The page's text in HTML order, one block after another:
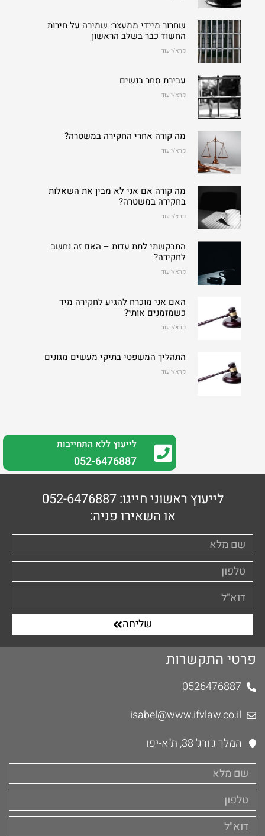
שחרור מיידי ממעצר: שמירה על חירות
החשוד כבר בשלב הראשון
קרא/י עוד
עבירת סחר בנשים
קרא/י עוד
מה קורה אחרי החקירה במשטרה?
קרא/י עוד
מה קורה אם אני לא מבין את השאלות
בחקירה במשטרה?
קרא/י עוד
התבקשתי לתת עדות – האם זה נחשב
לחקירה?
קרא/י עוד
האם אני מוכרח להגיע לחקירה מיד
כשמזמנים אותי?
קרא/י עוד
התהליך המשפטי בתיקי מעשים מגונים
קרא/י עוד
לייעוץ ללא התחייבות
052-6476887
לייעוץ ראשוני חייגו: 052-6476887
או השאירו פניה:
שליחה
פרטי התקשרות
0526476887
isabel@www.ifvlaw.co.il
המלך ג'ורג' 38, ת"א-יפו